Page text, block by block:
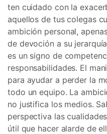
ten cuidado con la
aquellos de tus colegas
ambición personal,
de devoción a su
es un signo de
responsabilidades. El
para ayudar a perder la
todo un equipo. La
no justifica los medios.
perspectiva las
útil que hacer alarde de